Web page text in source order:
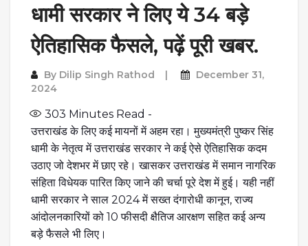
धामी सरकार ने लिए ये 34 बड़े
ऐतिहासिक फैसले, पढ़ें पूरी खबर.
By Dilip Singh Rathod
December 31,
2024
303 Minutes Read -
उत्तराखंड के लिए कई मायनों में अहम रहा। मुख्यमंत्री पुष्कर सिंह
धामी के नेतृत्व में उत्तराखंड सरकार ने कई ऐसे ऐतिहासिक कदम
उठाए जो देशभर में छाए रहे। खासकर उत्तराखंड में समान नागरिक
संहिता विधेयक पारित किए जाने की चर्चा पूरे देश में हुई। यही नहीं
धामी सरकार ने साल 2024 में सख्त दंगारोधी कानून, राज्य
आंदोलनकारियों को 10 फीसदी क्षैतिज आरक्षण सहित कई अन्य
बड़े फैसले भी लिए।